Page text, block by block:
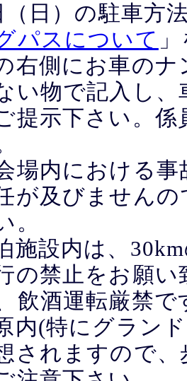
（日）の駐車方
パスについて
右側にお車の
い物で記入し
提示下さい。
場内における事
が及びません
。
施設内は、
の禁止をお願
飲酒運転厳禁で
内(特にグラン
されますので